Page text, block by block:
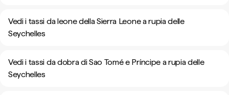
Vedi i tassi da leone della Sierra Leone a rupia delle
Seychelles
Vedi i tassi da dobra di Sao Tomé e Príncipe a rupia delle
Seychelles